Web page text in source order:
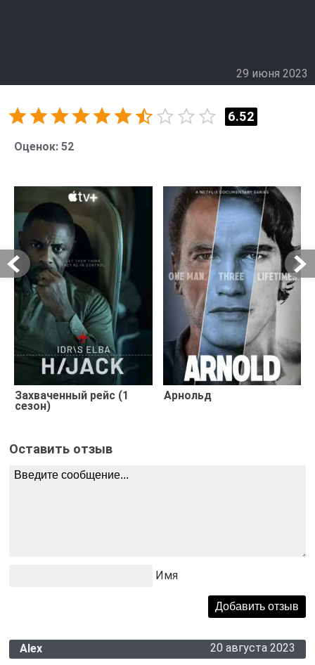
29 июня 2023
6.52
Оценок: 52
Захваченный рейс (1
сезон)
Арнольд
Оставить отзыв
Имя
Alex 20 августа 2023